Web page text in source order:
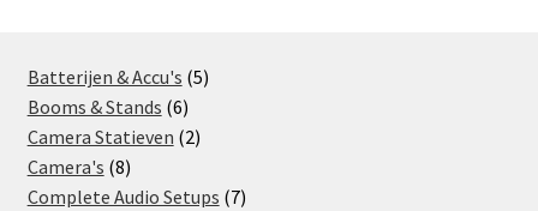
Batterijen & Accu's 55
Booms & Stands 66
products
Camera Statieven 22
Camera's 88
products
Complete Audio Setups 77